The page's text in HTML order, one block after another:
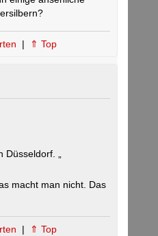
| ⇑ Top
„
macht man nicht. Das
| ⇑ Top